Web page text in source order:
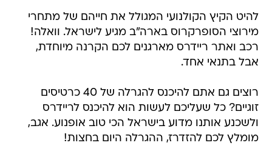
להיט הקיץ הקולנועי המגולל את חייהם של מתחרי
מירוצי הסופרקרוס בארה"ב מגיע לישראל. וואלה!
רכב ואתר ריידרס מארגנים לכם הקרנה מיוחדת,
אבל בתנאי אחד.
רוצים גם אתם להיכנס להגרלה של 40 כרטיסים
זוגיים? כל שעליכם לעשות הוא להיכנס לריידרס
ולשכנע אותנו מדוע בישראל הכי טוב אופנוע. אגב,
מומלץ לכם להזדרז, ההגרלה היום בחצות!